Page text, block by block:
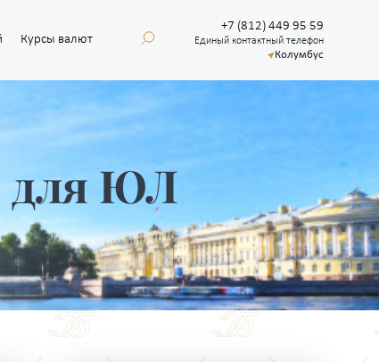
Курсы валют
+7 (812) 449 95 59
Единый контактный телефон
Колумбус
для ЮЛ